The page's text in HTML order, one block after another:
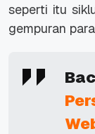
seperti itu
gempuran